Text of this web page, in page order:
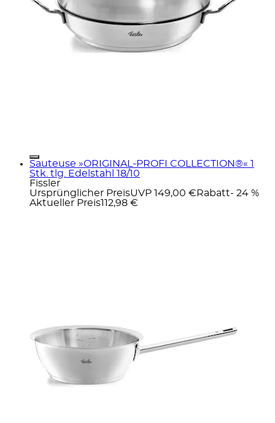
Sauteuse »ORIGINAL-PROFI COLLECTION®« 1
Stk. tlg. Edelstahl 18/10
Fissler
Ursprünglicher PreisUVP 149,00 € Rabatt- 24 %
Aktueller Preis112,98 €